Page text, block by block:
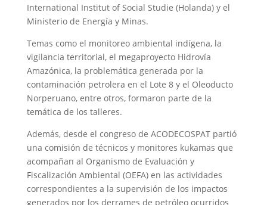
International Institut of Social Studie (Holanda) y el
Ministerio de Energía y Minas.
Temas como el monitoreo ambiental indígena, la
vigilancia territorial, el megaproyecto Hidrovía
Amazónica, la problemática generada por la
contaminación petrolera en el Lote 8 y el Oleoducto
Norperuano, entre otros, formaron parte de la
temática de los talleres.
Además, desde el congreso de ACODECOSPAT partió
una comisión de técnicos y monitores kukamas que
acompañan al Organismo de Evaluación y
Fiscalización Ambiental (OEFA) en las actividades
correspondientes a la supervisión de los impactos
generados por los derrames de petróleo ocurridos